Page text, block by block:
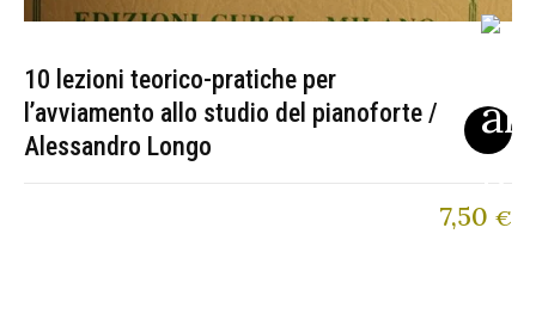
10 lezioni teorico-pratiche per
l’avviamento allo studio del pianoforte /
Alessandro Longo
7,50 €